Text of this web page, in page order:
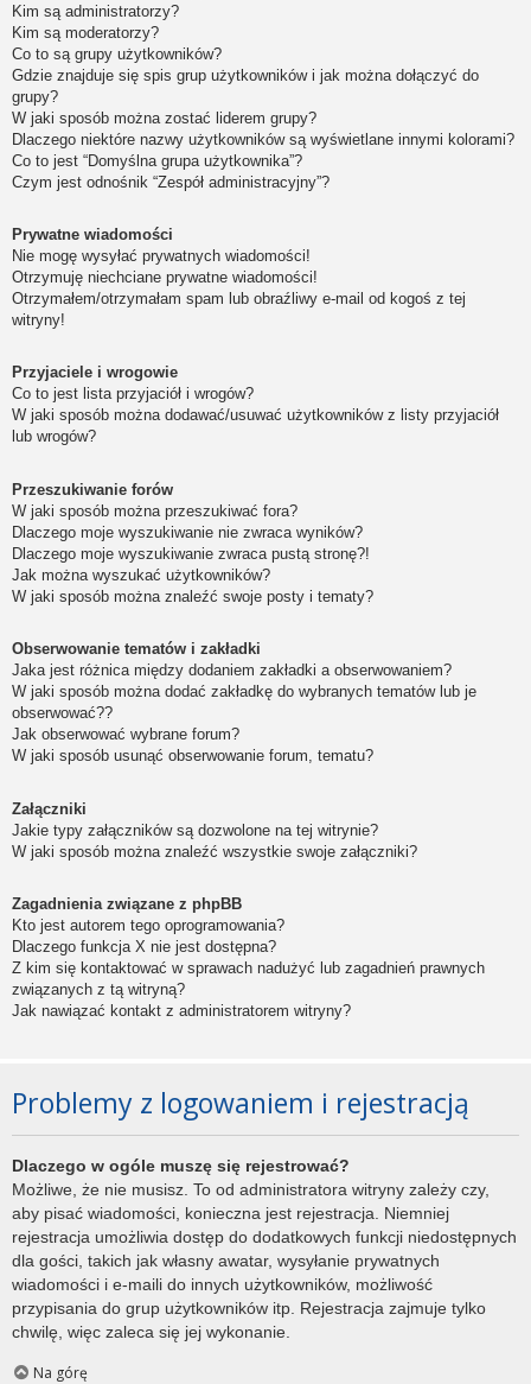
Kim są administratorzy?
Kim są moderatorzy?
Co to są grupy użytkowników?
Gdzie znajduje się spis grup użytkowników i jak można dołączyć do
grupy?
W jaki sposób można zostać liderem grupy?
Dlaczego niektóre nazwy użytkowników są wyświetlane innymi kolorami?
Co to jest “Domyślna grupa użytkownika”?
Czym jest odnośnik “Zespół administracyjny”?
Prywatne wiadomości
Nie mogę wysyłać prywatnych wiadomości!
Otrzymuję niechciane prywatne wiadomości!
Otrzymałem/otrzymałam spam lub obraźliwy e-mail od kogoś z tej
witryny!
Przyjaciele i wrogowie
Co to jest lista przyjaciół i wrogów?
W jaki sposób można dodawać/usuwać użytkowników z listy przyjaciół
lub wrogów?
Przeszukiwanie forów
W jaki sposób można przeszukiwać fora?
Dlaczego moje wyszukiwanie nie zwraca wyników?
Dlaczego moje wyszukiwanie zwraca pustą stronę?!
Jak można wyszukać użytkowników?
W jaki sposób można znaleźć swoje posty i tematy?
Obserwowanie tematów i zakładki
Jaka jest różnica między dodaniem zakładki a obserwowaniem?
W jaki sposób można dodać zakładkę do wybranych tematów lub je
obserwować??
Jak obserwować wybrane forum?
W jaki sposób usunąć obserwowanie forum, tematu?
Załączniki
Jakie typy załączników są dozwolone na tej witrynie?
W jaki sposób można znaleźć wszystkie swoje załączniki?
Zagadnienia związane z phpBB
Kto jest autorem tego oprogramowania?
Dlaczego funkcja X nie jest dostępna?
Z kim się kontaktować w sprawach nadużyć lub zagadnień prawnych
związanych z tą witryną?
Jak nawiązać kontakt z administratorem witryny?
Problemy z logowaniem i rejestracją
Dlaczego w ogóle muszę się rejestrować?
Możliwe, że nie musisz. To od administratora witryny zależy czy,
aby pisać wiadomości, konieczna jest rejestracja. Niemniej
rejestracja umożliwia dostęp do dodatkowych funkcji niedostępnych
dla gości, takich jak własny awatar, wysyłanie prywatnych
wiadomości i e-maili do innych użytkowników, możliwość
przypisania do grup użytkowników itp. Rejestracja zajmuje tylko
chwilę, więc zaleca się jej wykonanie.
Na górę